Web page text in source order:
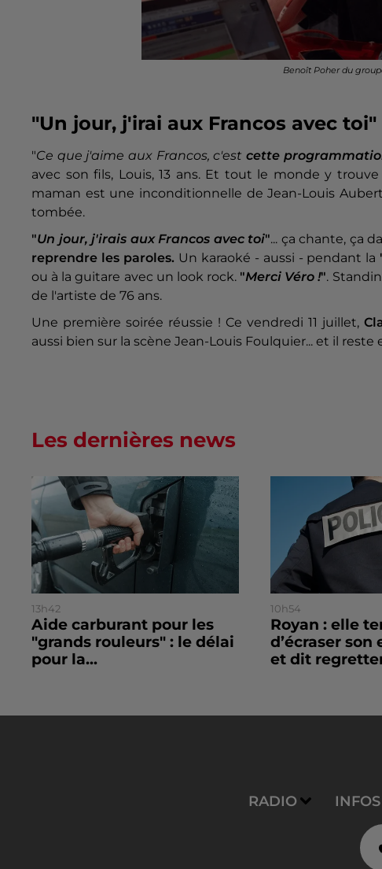
Benoît Poher du
"Un jour, j'irai aux Francos avec toi"
"Ce que j'aime aux Francos, c'estcette
avec son fils, Louis, 13 ans. Et tout le monde y
maman est une inconditionnelle de Jean-Louis
tombée.
"Un jour, j'irais aux Francos avec toi"... ça chante, ça
reprendre les paroles. Un karaoké - aussi - pendant la
ou à la guitare avec un look rock. "Merci Véro !".
de l'artiste de 76 ans.
Une première soirée réussie ! Ce vendredi 11 juillet,
aussi bien sur la scène Jean-Louis Foulquier... et il
Les dernières news
13h42
Aide carburant pour les
"grands rouleurs" : le délai
pour la...
10h54
Royan : elle
d’écraser
et dit
RADIO INFOS